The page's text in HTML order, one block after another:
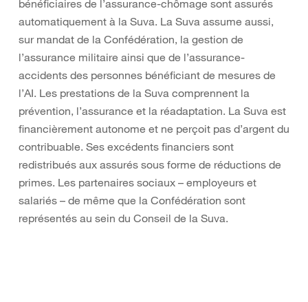
bénéficiaires de l’assurance-chômage sont assurés
automatiquement à la Suva. La Suva assume aussi,
sur mandat de la Confédération, la gestion de
l’assurance militaire ainsi que de l’assurance-
accidents des personnes bénéficiant de mesures de
l’AI. Les prestations de la Suva comprennent la
prévention, l’assurance et la réadaptation. La Suva est
financièrement autonome et ne perçoit pas d’argent du
contribuable. Ses excédents financiers sont
redistribués aux assurés sous forme de réductions de
primes. Les partenaires sociaux – employeurs et
salariés – de même que la Confédération sont
représentés au sein du Conseil de la Suva.